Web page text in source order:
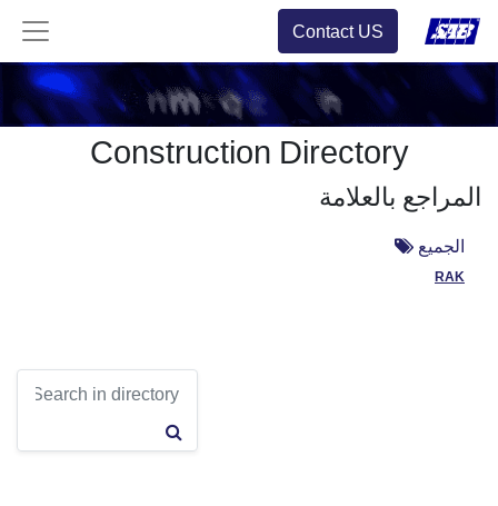
Contact US
Construction Directory
المراجع بالعلامة
الجميع
RAK